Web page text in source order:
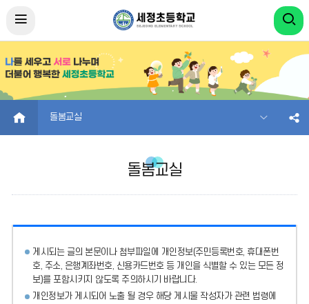
HOME 돌봄교실
돌봄교실
게시되는 글의 본문이나 첨부파일에
개인정보(주민등록번호, 휴대폰번
호, 주소, 은행계좌번호, 신용카드번호 등 개인을 식별할 수 있는 모든 정
보)를 포함시키지 않도록 주의하시기 바랍니다.
개인정보가 게시되어 노출 될 경우 해당 게시물 작성자가 관련 법령에